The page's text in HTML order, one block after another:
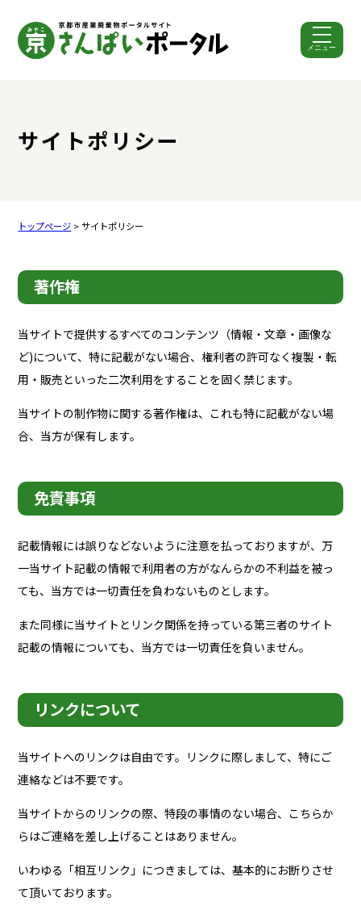
メニュー
サイトポリシー
トップページ > サイトポリシー
著作権
当サイトで提供するすべてのコンテンツ（情報・文章・画像な
ど)について、特に記載がない場合、権利者の許可なく複製・転
用・販売といった二次利用をすることを固く禁じます。
当サイトの制作物に関する著作権は、これも特に記載がない場
合、当方が保有します。
免責事項
記載情報には誤りなどないように注意を払っておりますが、万
一当サイト記載の情報で利用者の方がなんらかの不利益を被っ
ても、当方では一切責任を負わないものとします。
また同様に当サイトとリンク関係を持っている第三者のサイト
記載の情報についても、当方では一切責任を負いません。
リンクについて
当サイトへのリンクは自由です。リンクに際しまして、特にご
連絡などは不要です。
当サイトからのリンクの際、特段の事情のない場合、こちらか
らはご連絡を差し上げることはありません。
いわゆる「相互リンク」につきましては、基本的にお断りさせ
て頂いております。